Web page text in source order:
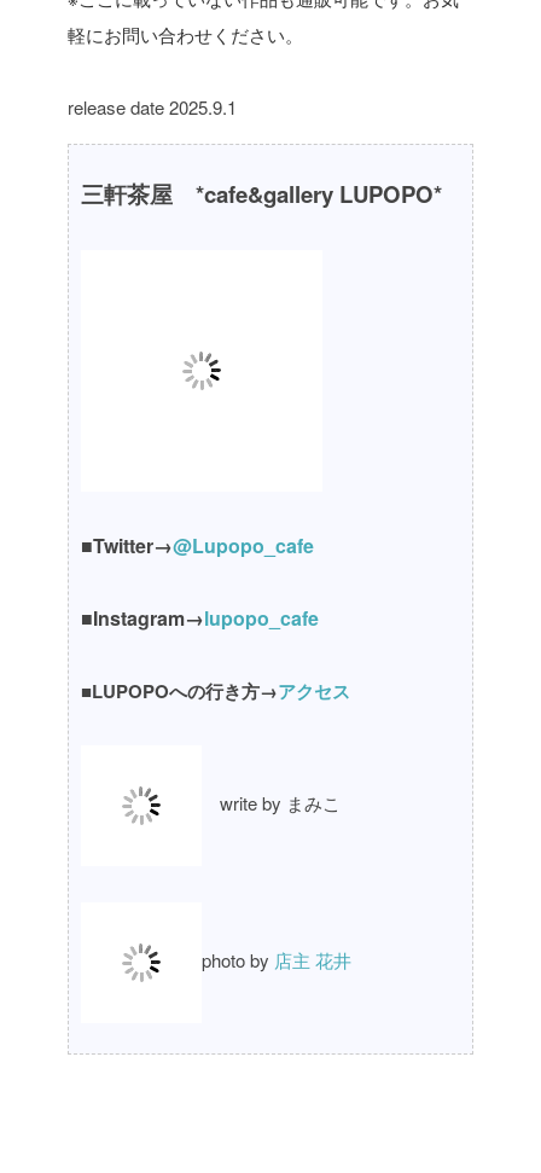
軽にお問い合わせください。
release date 2025.9.1
三軒茶屋 *cafe&gallery LUPOPO*
■Twitter→@Lupopo_cafe
■Instagram→lupopo_cafe
■LUPOPOへの行き方→アクセス
write by まみこ
photo by 店主 花井